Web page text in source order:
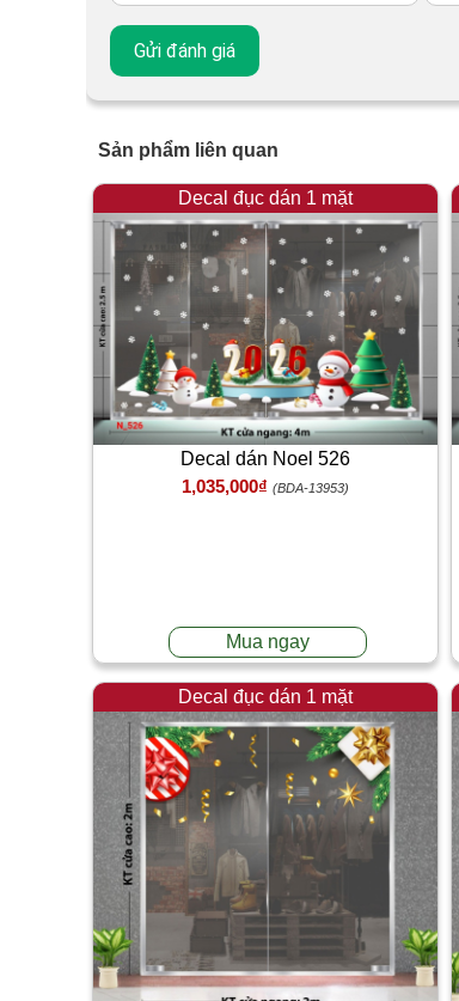
Sản phẩm liên quan
Decal đục dán 1 mặt
Decal dán Noel 526
1,035,000₫ (BDA-13953)
Mua ngay
Decal đục dán 1 mặt